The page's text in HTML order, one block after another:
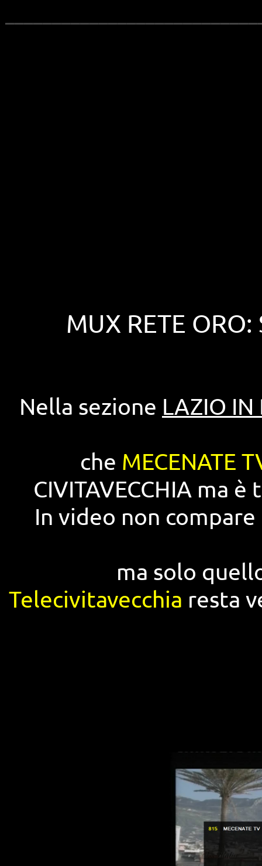
MUX RETE
Nella sezione LAZIO IN
che MECENATE
CIVITAVECCHIA ma
In video non
ma solo
Telecivitavecchia resta